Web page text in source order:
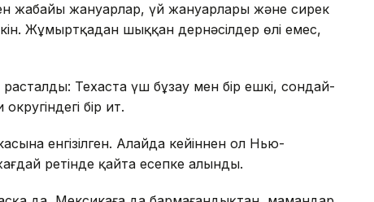
жабайы жануарлар, үй жануарлары және сирек
Жұмыртқадан шыққан дернәсілдер өлі емес,
Техаста үш бұзау мен бір ешкі, сондай-
бір ит.
енгізілген. Алайда кейіннен ол Нью-
ретінде қайта есепке алынды.